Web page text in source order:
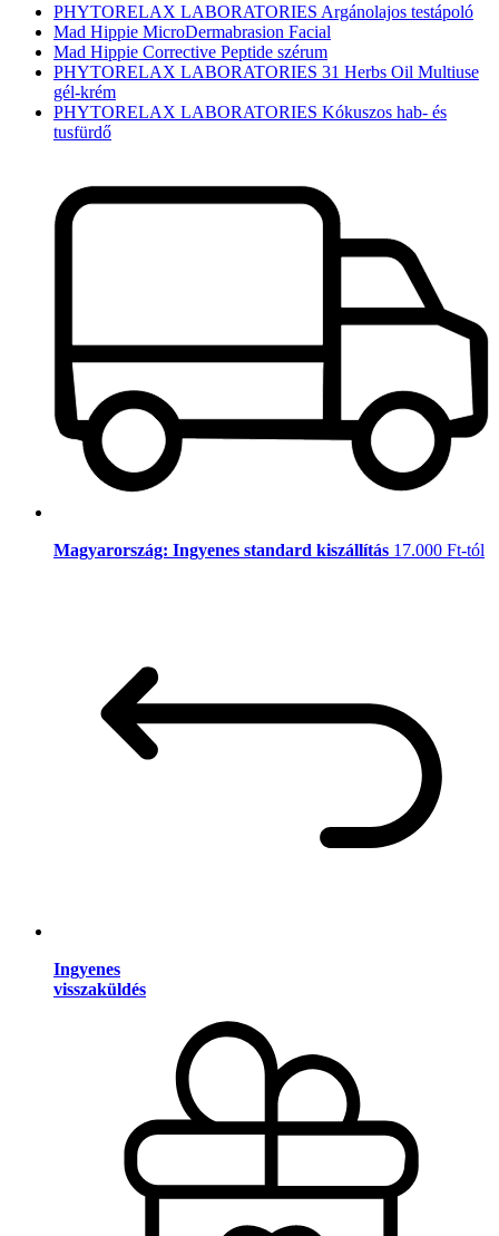
PHYTORELAX LABORATORIES Argánolajos testápoló
Mad Hippie MicroDermabrasion Facial
Mad Hippie Corrective Peptide szérum
PHYTORELAX LABORATORIES 31 Herbs Oil Multiuse
gél-krém
PHYTORELAX LABORATORIES Kókuszos hab- és
tusfürdő
Magyarország: Ingyenes standard kiszállítás 17.000 Ft-tól
Ingyenes
visszaküldés